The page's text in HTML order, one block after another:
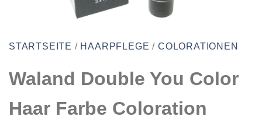
STARTSEITE / HAARPFLEGE / COLORATIONEN
Waland Double You Color
Haar Farbe Coloration